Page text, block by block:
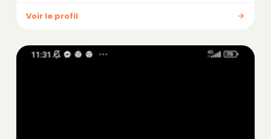
Voir le profil